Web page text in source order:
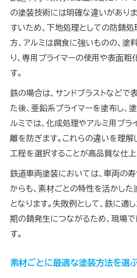
の塗装技術には明確な違いがあり
すいため、下地処理としての防錆処
方、アルミは腐食に強いものの、塗
り、専用プライマーの使用や表面粗
す。
鉄の場合は、サンドブラストなどで
た後、亜鉛系プライマーを塗布し、
ルミでは、化成処理やアルミ用プラ
離を防ぎます。これらの違いを理解
工程を選択することが高品質な仕上
鉄道車両塗装においては、車両の
からも、素材ごとの特性を活かし
となります。失敗例として、鉄に適
期の錆発生につながるため、現場
す。
素材ごとに最適な塗装方法を選